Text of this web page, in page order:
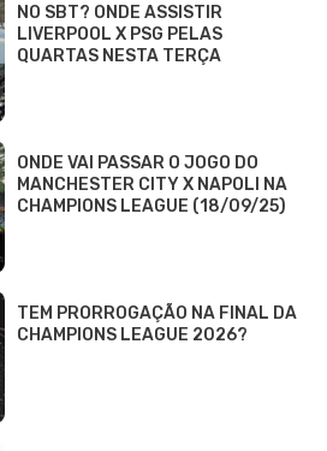
NO SBT? ONDE ASSISTIR
LIVERPOOL X PSG PELAS
QUARTAS NESTA TERÇA
ONDE VAI PASSAR O JOGO DO
MANCHESTER CITY X NAPOLI NA
CHAMPIONS LEAGUE (18/09/25)
TEM PRORROGAÇÃO NA FINAL DA
CHAMPIONS LEAGUE 2026?